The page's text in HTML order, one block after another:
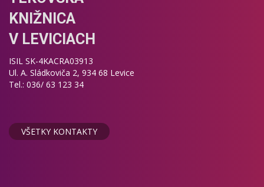
KNIŽNICA
V LEVICIACH
ISIL SK-4KACRA03913
Ul. A. Sládkoviča 2, 934 68 Levice
Tel.: 036/ 63 123 34
VŠETKY KONTAKTY